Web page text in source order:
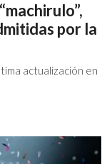
por la
actualización en